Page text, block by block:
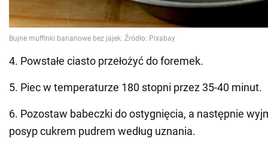
4. Powstałe ciasto przełożyć do foremek.
5. Piec w temperaturze 180 stopni przez 35-40 minut.
6. Pozostaw babeczki do ostygnięcia, a następnie
posyp cukrem pudrem według uznania.